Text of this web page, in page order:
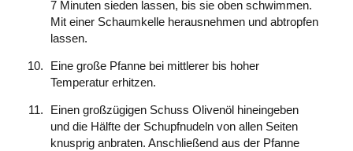
7 Minuten sieden lassen, bis sie oben schwimmen.
Mit einer Schaumkelle herausnehmen und abtropfen
lassen.
Eine große Pfanne bei mittlerer bis hoher
Temperatur erhitzen.
Einen großzügigen Schuss Olivenöl hineingeben
und die Hälfte der Schupfnudeln von allen Seiten
knusprig anbraten. Anschließend aus der Pfanne